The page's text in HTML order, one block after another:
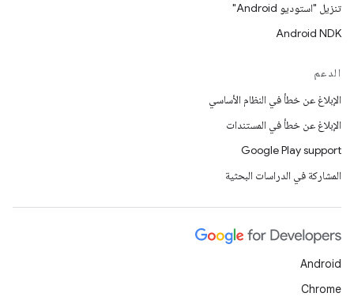
تنزيل "استوديو Android"
Android NDK
الدعم
الإبلاغ عن خطأ في النظام الأساسي
الإبلاغ عن خطأ في المستندات
Google Play support
المشاركة في الدراسات البحثية
Android
Chrome